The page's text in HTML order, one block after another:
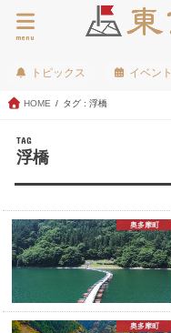
menu
トピックス イベント
HOME タグ : 浮橋
TAG
浮橋
奥多摩町
奥多摩町